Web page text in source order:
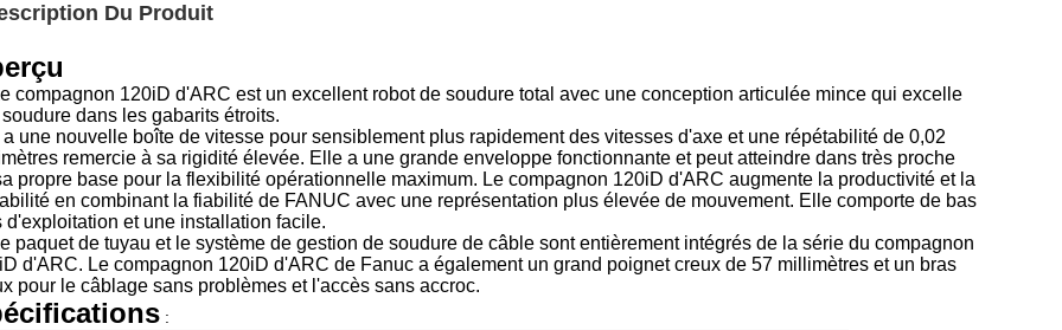
Du Produit
compagnon 120iD d'ARC est un excellent robot de soudure total avec une conception articulée mince qui excelle
dans les gabarits étroits.
Il a une nouvelle boîte de vitesse pour sensiblement plus rapidement des vitesses d'axe et une répétabilité de 0,02
remercie à sa rigidité élevée. Elle a une grande enveloppe fonctionnante et peut atteindre dans très proche
propre base pour la flexibilité opérationnelle maximum. Le compagnon 120iD d'ARC augmente la productivité et la
en combinant la fiabilité de FANUC avec une représentation plus élevée de mouvement. Elle comporte de bas
d'exploitation et une installation facile.
paquet de tuyau et le système de gestion de soudure de câble sont entièrement intégrés de la série du compagnon
d'ARC. Le compagnon 120iD d'ARC de Fanuc a également un grand poignet creux de 57 millimètres et un bras
pour le câblage sans problèmes et l'accès sans accroc.
: